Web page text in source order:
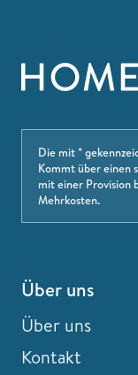
Die mit *
Kommt über einen
mit einer Provision
Mehrkosten.
Über uns
Über uns
Kontakt